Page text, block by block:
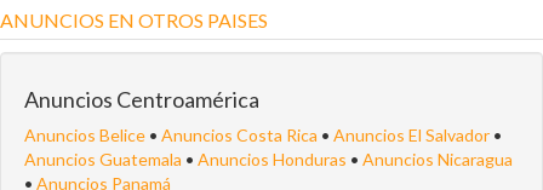
ANUNCIOS EN OTROS PAISES
Anuncios Centroamérica
Anuncios Belice • Anuncios Costa Rica • Anuncios El Salvador •
Anuncios Guatemala • Anuncios Honduras • Anuncios Nicaragua
• Anuncios Panamá